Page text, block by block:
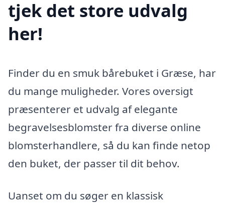
tjek det store udvalg
her!
Finder du en smuk bårebuket i Græse, har
du mange muligheder. Vores oversigt
præsenterer et udvalg af elegante
begravelsesblomster fra diverse online
blomsterhandlere, så du kan finde netop
den buket, der passer til dit behov.
Uanset om du søger en klassisk